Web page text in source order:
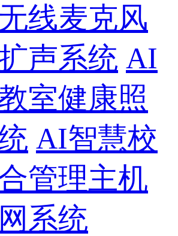
线麦克风
声系统 AI
室健康照
AI智慧校
管理主机
系统